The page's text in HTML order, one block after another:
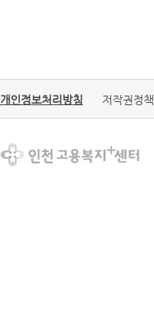
개인정보처리방침 저작권정책